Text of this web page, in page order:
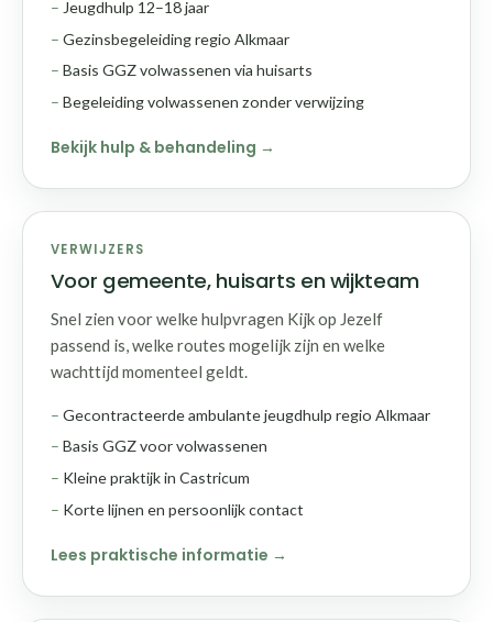
Jeugdhulp 12–18 jaar
Gezinsbegeleiding regio Alkmaar
Basis GGZ volwassenen via huisarts
Begeleiding volwassenen zonder verwijzing
Bekijk hulp & behandeling
VERWIJZERS
Voor gemeente, huisarts en wijkteam
Snel zien voor welke hulpvragen Kijk op Jezelf
passend is, welke routes mogelijk zijn en welke
wachttijd momenteel geldt.
Gecontracteerde ambulante jeugdhulp regio Alkmaar
Basis GGZ voor volwassenen
Kleine praktijk in Castricum
Korte lijnen en persoonlijk contact
Lees praktische informatie